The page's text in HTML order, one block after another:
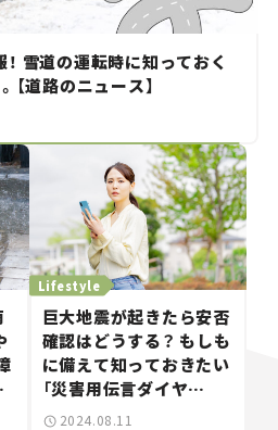
雪道の運転時に知っておく
【道路のニュース】
Lifestyle
巨大地震が起きたら安否
確認はどうする？ もしも
に備えて知っておきたい
「災害用伝言ダイヤ
ル“171”」と「災害用伝
2024.08.11